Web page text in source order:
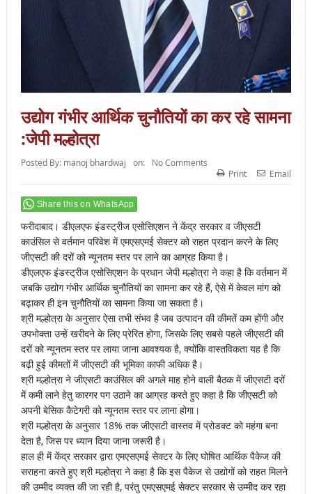
उद्योग गंभीर आर्थिक चुनौतियों का कर रहे सामना
:जेपी मल्होत्रा
Posted By: manoj bhardwaj on:
No Comments
Print
Email
Share this on WhatsApp
फरीदाबाद। डीएलएफ इंडस्ट्रीज एसोसिएशन ने केंद्र सरकार व जीएसटी
काउंसिल से वर्तमान परिवेश में एमएसएमई सेक्टर को राहत प्रदान करने के लिए
जीएसटी की दरों को न्यूनतम स्तर पर लाने का आग्रह किया है।
डीएलएफ इंडस्ट्रीज एसोसिएशन के प्रधान जेपी मल्होत्रा ने कहा है कि वर्तमान में
जबकि उद्योग गंभीर आर्थिक चुनौतियों का सामना कर रहे हैं, ऐसे में केवल मांग को
बढ़ाकर ही इन चुनौतियों का सामना किया जा सकता है।
श्री मल्होत्रा के अनुसार ऐसा तभी संभव है जब उत्पादन की कीमतें कम होंगी और
उपभोक्ता उन्हें खरीदने के लिए प्रेरित होगा, जिसके लिए सबसे पहले जीएसटी की
दरों को न्यूनतम स्तर पर लाया जाना आवश्यक है, क्योंकि वास्तविकता यह है कि
बढ़ी हुई कीमतों में जीएसटी की भूमिका काफी अधिक है।
श्री मल्होत्रा ने जीएसटी काउंसिल की अगले माह होने वाली बैठक में जीएसटी दरों
में कमी लाने हेतु कारगर पग उठाने का आग्रह करते हुए कहा है कि जीएसटी को
अपनी बेसिक कैटेगरी को न्यूनतम स्तर पर लाना होगा।
श्री मल्होत्रा के अनुसार 18% तक जीएसटी वास्तव में प्रोडक्ट को महंगा बना
देता है, जिस पर ध्यान दिया जाना जरूरी है।
हाल ही में केंद्र सरकार द्वारा एमएसएमई सेक्टर के लिए घोषित आर्थिक पैकेज की
सराहना करते हुए श्री मल्होत्रा ने कहा है कि इस पैकेज से उद्योगों को राहत मिलने
की उम्मीद व्यक्त की जा रही है, परंतु एमएसएमई सेक्टर सरकार से उम्मीद कर रहा